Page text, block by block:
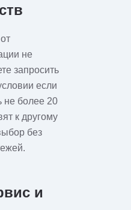
не
запросить
если
не более 20
к другому
без
и